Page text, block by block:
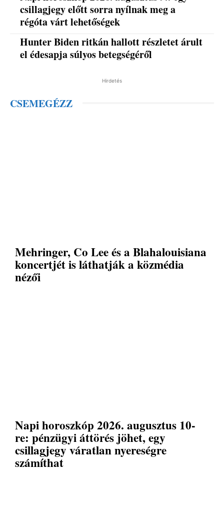
csillagjegy előtt sorra nyílnak meg a
régóta várt lehetőségek
Hunter Biden ritkán hallott részletet árult
el édesapja súlyos betegségéről
Hirdetés
CSEMEGÉZZ
Mehringer, Co Lee és a Blahalouisiana
koncertjét is láthatják a közmédia
nézői
Napi horoszkóp 2026. augusztus 10-
re: pénzügyi áttörés jöhet, egy
csillagjegy váratlan nyereségre
számíthat